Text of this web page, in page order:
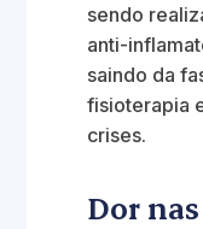
sendo
anti-
saindo da
fisioterapia
crises.
Dor